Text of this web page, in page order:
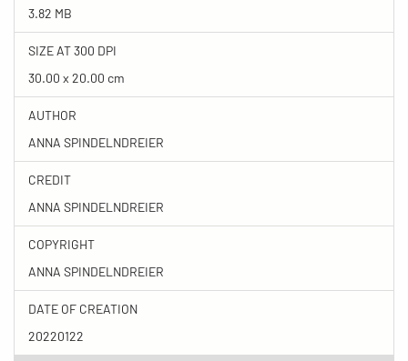
3.82 MB
SIZE AT 300 DPI
30.00 x 20.00 cm
AUTHOR
ANNA SPINDELNDREIER
CREDIT
ANNA SPINDELNDREIER
COPYRIGHT
ANNA SPINDELNDREIER
DATE OF CREATION
20220122